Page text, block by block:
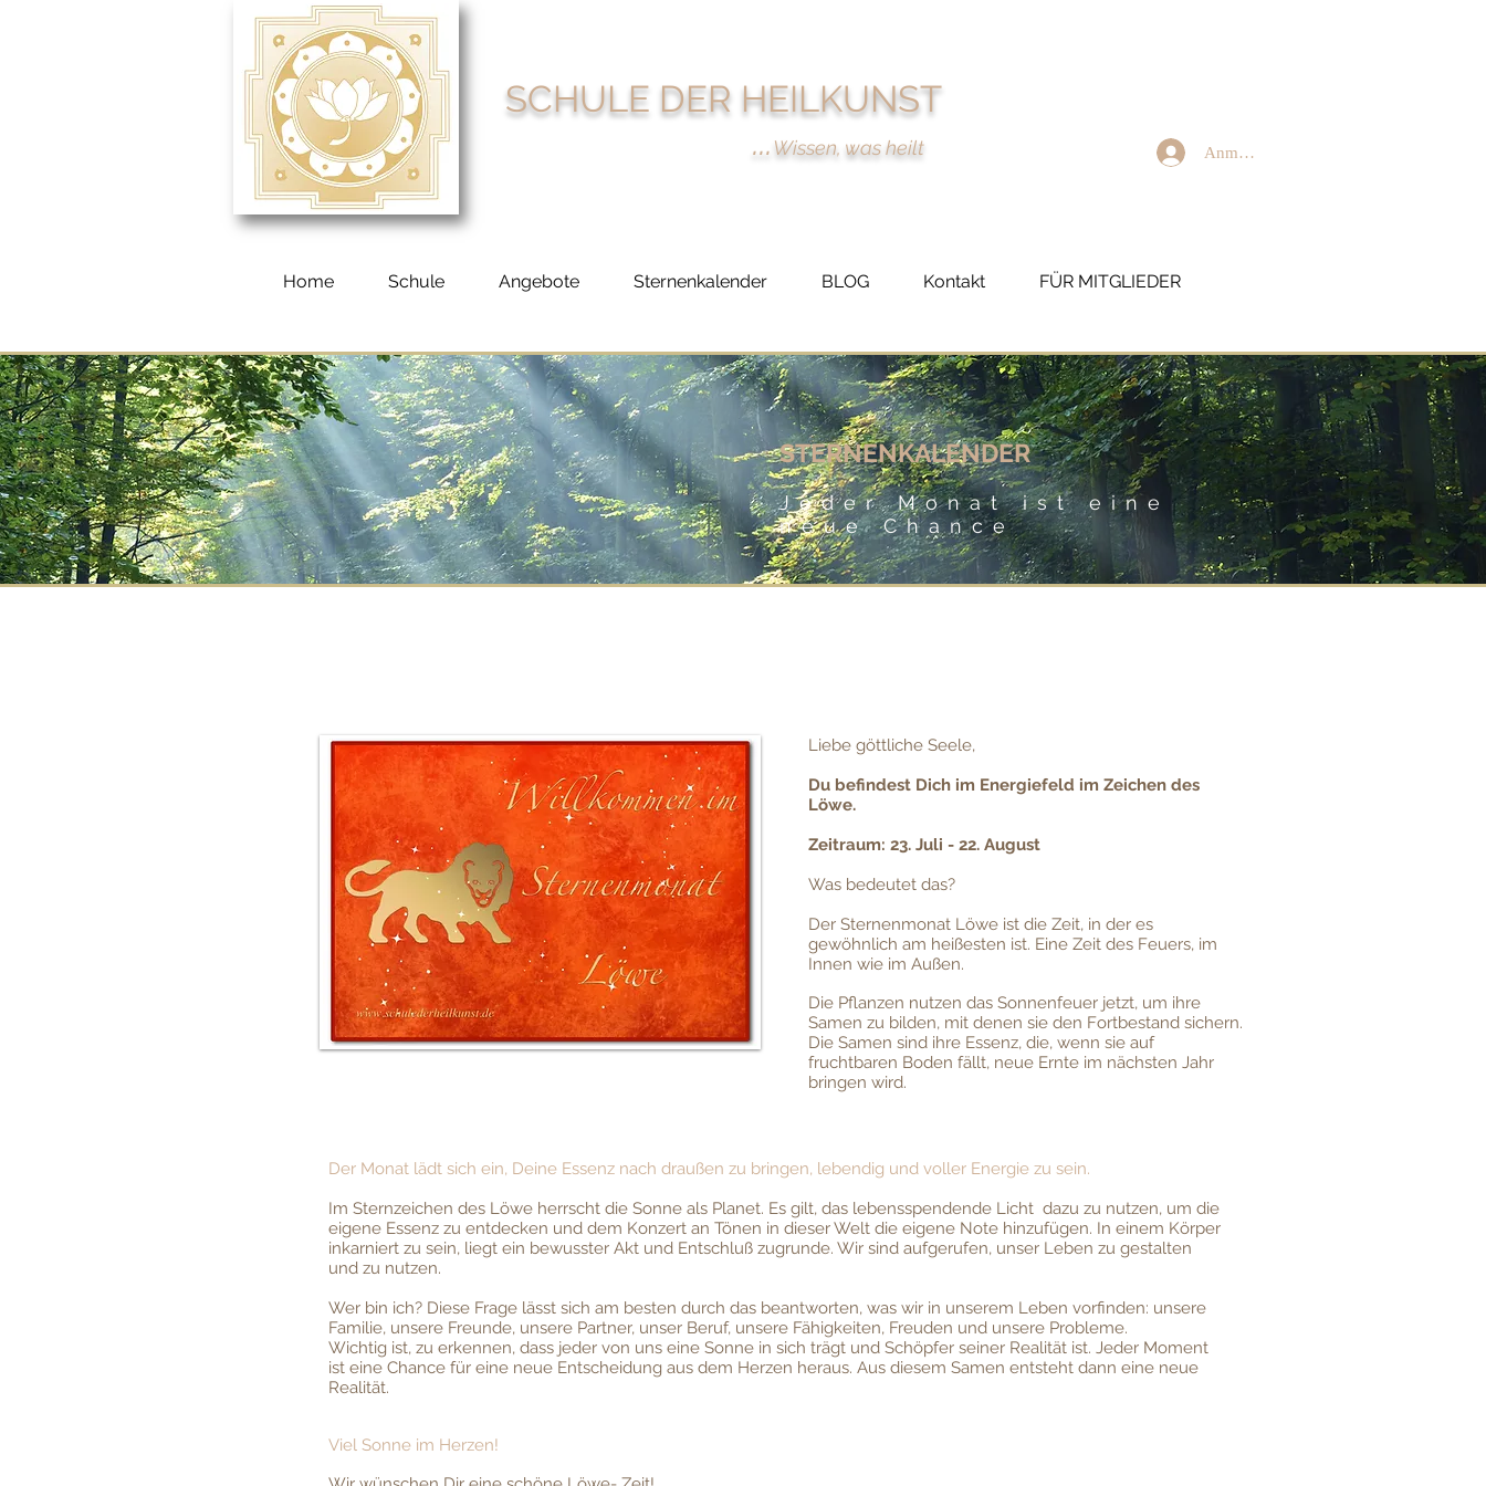
SCHULE DER HEILKUNST
... Wissen, was heilt Anmelden
Home Schule Angebote Sternenkalender BLOG Kontakt FÜR MITGLIEDER
STERNENKALENDER
Jeder Monat ist eine
neue Chance
Liebe göttliche Seele,
Du befindest Dich im Energiefeld im Zeichen des
Löwe.
Zeitraum: 23. Juli - 22. August
Was bedeutet das?
Der Sternenmonat Löwe ist die Zeit, in der es
gewöhnlich am heißesten ist. Eine Zeit des Feuers, im
Innen wie im Außen.
Die Pflanzen nutzen das Sonnenfeuer jetzt, um ihre
Samen zu bilden, mit denen sie den Fortbestand sichern.
Die Samen sind ihre Essenz, die, wenn sie auf
fruchtbaren Boden fällt, neue Ernte im nächsten Jahr
bringen wird.
Der Monat lädt sich ein, Deine Essenz nach draußen zu bringen, lebendig und voller Energie zu sein.
Im Sternzeichen des Löwe herrscht die Sonne als Planet. Es gilt, das lebensspendende Licht dazu zu nutzen, um die
eigene Essenz zu entdecken und dem Konzert an Tönen in dieser Welt die eigene Note hinzufügen. In einem Körper
inkarniert zu sein, liegt ein bewusster Akt und Entschluß zugrunde. Wir sind aufgerufen, unser Leben zu gestalten
und zu nutzen.
Wer bin ich? Diese Frage lässt sich am besten durch das beantworten, was wir in unserem Leben vorfinden: unsere
Familie, unsere Freunde, unsere Partner, unser Beruf, unsere Fähigkeiten, Freuden und unsere Probleme.
Wichtig ist, zu erkennen, dass jeder von uns eine Sonne in sich trägt und Schöpfer seiner Realität ist. Jeder Moment
ist eine Chance für eine neue Entscheidung aus dem Herzen heraus. Aus diesem Samen entsteht dann eine neue
Realität.
Viel Sonne im Herzen!